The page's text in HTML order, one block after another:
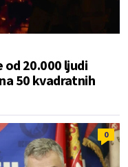
od 20.000 ljudi
50 kvadratnih
0